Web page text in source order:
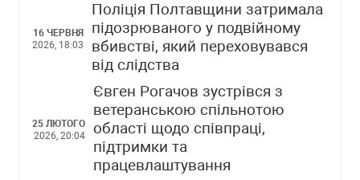
16 ЧЕРВНЯ
2026, 18:03
Поліція Полтавщини затримала
підозрюваного у подвійному
вбивстві, який переховувався
від слідства
25 ЛЮТОГО
2026, 20:04
Євген Рогачов зустрівся з
ветеранською спільнотою
області щодо співпраці,
підтримки та
працевлаштування